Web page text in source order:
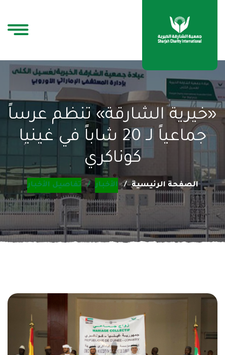
«خيرية الشارقة» تنظم عرساً
جماعياً لـ 20 شاباً في غينيا
كوناكري
الصفحة الرئيسية الأخبار تفاصيل الأخبار